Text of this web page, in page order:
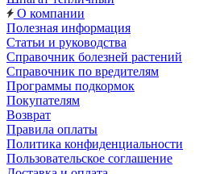
О компании
Полезная информация
Статьи и руководства
Справочник болезней растений
Справочник по вредителям
Программы подкормок
Покупателям
Возврат
Правила оплаты
Политика конфиденциальности
Пользовательское соглашение